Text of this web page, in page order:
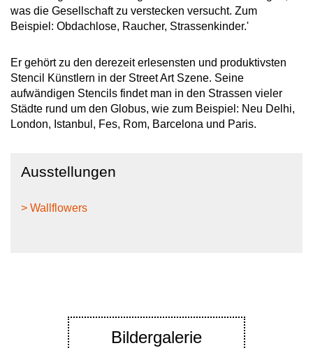
was die Gesellschaft zu verstecken versucht. Zum
Beispiel: Obdachlose, Raucher, Strassenkinder.'
Er gehört zu den derezeit erlesensten und produktivsten
Stencil Künstlern in der Street Art Szene. Seine
aufwändigen Stencils findet man in den Strassen vieler
Städte rund um den Globus, wie zum Beispiel: Neu Delhi,
London, Istanbul, Fes, Rom, Barcelona und Paris.
Ausstellungen
> Wallflowers
Bildergalerie